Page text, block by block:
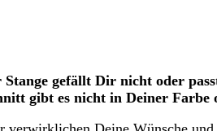
gefällt Dir nicht oder
gibt es nicht in Deiner Farbe